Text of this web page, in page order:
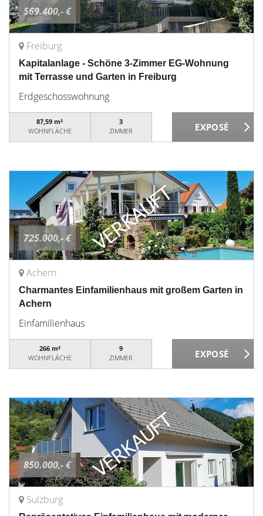
569.400,- €
Freiburg
Kapitalanlage - Schöne 3-Zimmer EG-Wohnung
mit Terrasse und Garten in Freiburg
Erdgeschosswohnung
87,59 m²
WOHNFLÄCHE
3
ZIMMER
725.000,- €
Achern
Charmantes Einfamilienhaus mit großem Garten in
Achern
Einfamilienhaus
266 m²
WOHNFLÄCHE
9
ZIMMER
850.000,- €
Sulzburg